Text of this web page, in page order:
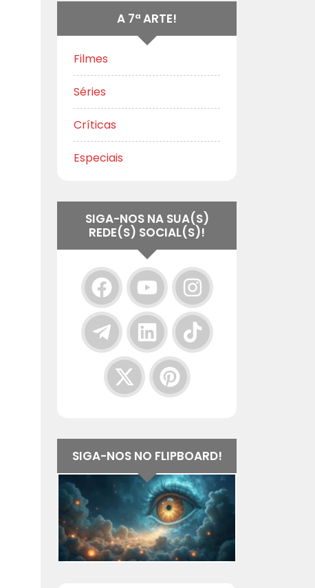
A 7ª ARTE!
Filmes
Séries
Críticas
Especiais
SIGA-NOS NA SUA(S)
REDE(S) SOCIAL(S)!
SIGA-NOS NO FLIPBOARD!